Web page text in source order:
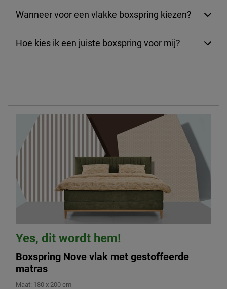
Wanneer voor een vlakke boxspring kiezen?
Hoe kies ik een juiste boxspring voor mij?
Yes, dit wordt hem!
Boxspring Nove vlak met gestoffeerde
matras
Maat: 180 x 200 cm